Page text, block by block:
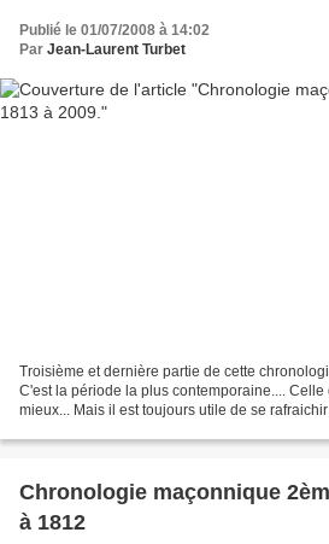
Publié le 01/07/2008 à 14:02
Par Jean-Laurent Turbet
Troisième et dernière partie de cette
C'est la période la plus contemporaine....
mieux... Mais il est toujours utile de se
Chronologie maçonnique
à 1812